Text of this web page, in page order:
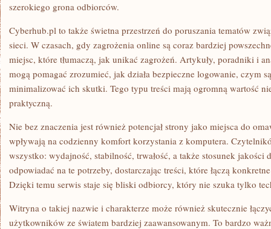
szerokiego grona odbiorców.
Cyberhub.pl to także świetna przestrzeń do poruszania tematów
sieci. W czasach, gdy zagrożenia online są coraz bardziej
miejsc, które tłumaczą, jak unikać zagrożeń. Artykuły, poradniki i
mogą pomagać zrozumieć, jak działa bezpieczne logowanie, czym
minimalizować ich skutki. Tego typu treści mają ogromną wartość
praktyczną.
Nie bez znaczenia jest również potencjał strony jako miejsca do
wpływają na codzienny komfort korzystania z komputera.
wszystko: wydajność, stabilność, trwałość, a także stosunek jakości
odpowiadać na te potrzeby, dostarczając treści, które łączą
Dzięki temu serwis staje się bliski odbiorcy, który nie szuka tylko
Witryna o takiej nazwie i charakterze może również skutecznie
użytkowników ze światem bardziej zaawansowanym. To bardzo